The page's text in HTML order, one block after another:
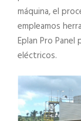
máquina, el
empleamos
Eplan Pro
eléctricos.